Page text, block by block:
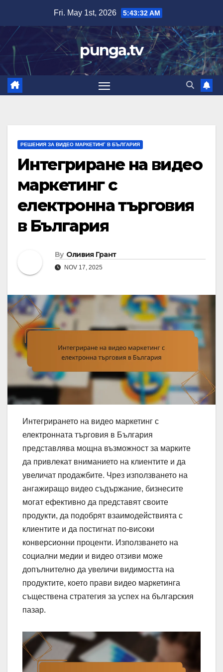
content
Fri. May 1st, 2026 5:43:33 AM
punga.tv
РЕШЕНИЯ ЗА ВИДЕО МАРКЕТИНГ В БЪЛГАРИЯ
Интегриране на видео
маркетинг с
електронна търговия
в България
By Оливия Грант
NOV 17, 2025
Интегрирането на видео маркетинг с
електронната търговия в България
представлява мощна възможност за марките
да привлекат вниманието на клиентите и да
увеличат продажбите. Чрез използването на
ангажиращо видео съдържание, бизнесите
могат ефективно да представят своите
продукти, да подобрят взаимодействията с
клиентите и да постигнат по-високи
конверсионни проценти. Използването на
социални медии и видео отзиви може
допълнително да увеличи видимостта на
продуктите, което прави видео маркетинга
съществена стратегия за успех на българския
пазар.